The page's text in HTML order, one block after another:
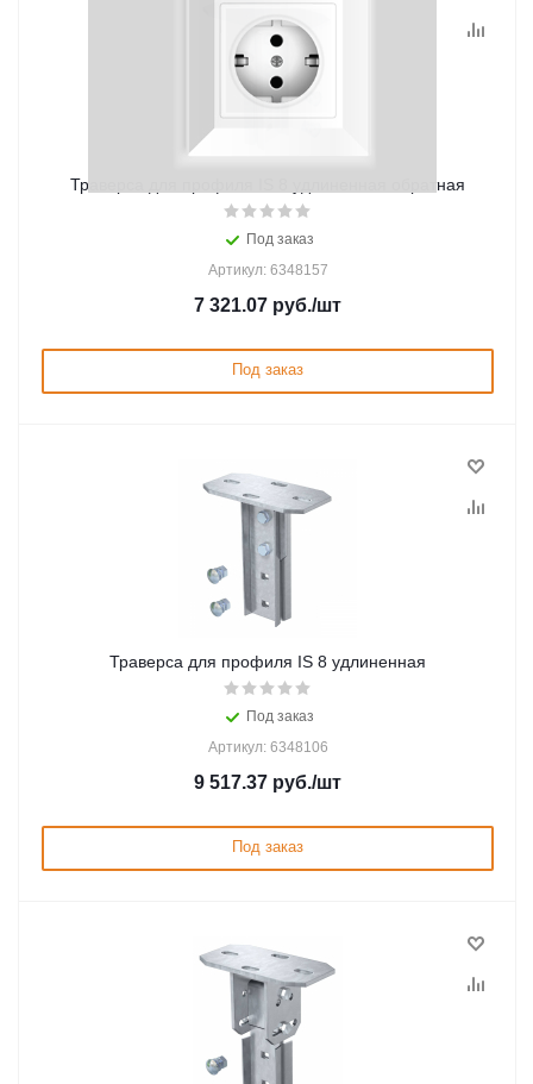
Траверса для профиля IS 8 удлиненная обратная
Под заказ
Артикул: 6348157
7 321.07 руб./шт
Под заказ
Траверса для профиля IS 8 удлиненная
Под заказ
Артикул: 6348106
9 517.37 руб./шт
Под заказ